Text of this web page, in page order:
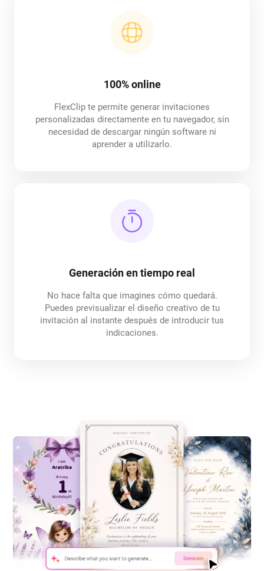
100% online
FlexClip te permite generar invitaciones
personalizadas directamente en tu navegador, sin
necesidad de descargar ningún software ni
aprender a utilizarlo.
Generación en tiempo real
No hace falta que imagines cómo quedará.
Puedes previsualizar el diseño creativo de tu
invitación al instante después de introducir tus
indicaciones.